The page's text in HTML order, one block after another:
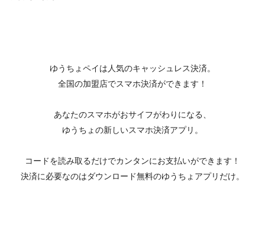
ゆうちょペイは人気のキャッシュレス決済。
全国の加盟店でスマホ決済ができます！
あなたのスマホがおサイフがわりになる、
ゆうちょの新しいスマホ決済アプリ。
コードを読み取るだけでカンタンにお支払いができます！
決済に必要なのはダウンロード無料のゆうちょアプリだけ。